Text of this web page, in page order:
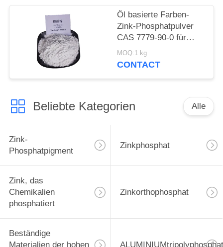
Öl basierte Farben-
Zink-Phosphatpulver
CAS 7779-90-0 für
Schiff und
Stahlkonstruktionen
MOQ:1 kg
CONTACT
Beliebte Kategorien Alle
Zink-
Phosphatpigment
Zinkphosphat
Zink, das
Chemikalien
phosphatiert
Zinkorthophosphat
Beständige
Materialien der hohen
ALUMINIUMtripolyphosphat